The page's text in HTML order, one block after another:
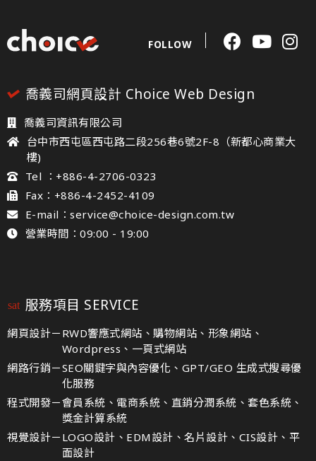
FOLLOW
喬義司網頁設計 Choice Web Design
喬義司資訊有限公司
台中市西屯區西屯路二段256巷6號2F-8（新都心商業大
樓)
Tel ：+886-4-2706-0323
Fax：+886-4-2452-4109
E-mail：service@choice-design.com.tw
營業時間：09:00 - 19:00
服務項目 SERVICE
網頁設計－ RWD響應式網站、購物網站、形象網站、
Wordpress、一頁式網站
網路行銷－SEO關鍵字與內容優化、GPT/GEO 生成式搜尋優
化服務
程式開發－會員系統、電商系統、直銷分潤系統、套色系統、
獎金計算系統
視覺設計－ LOGO設計、EDM設計、名片設計、CIS設計、平
面設計